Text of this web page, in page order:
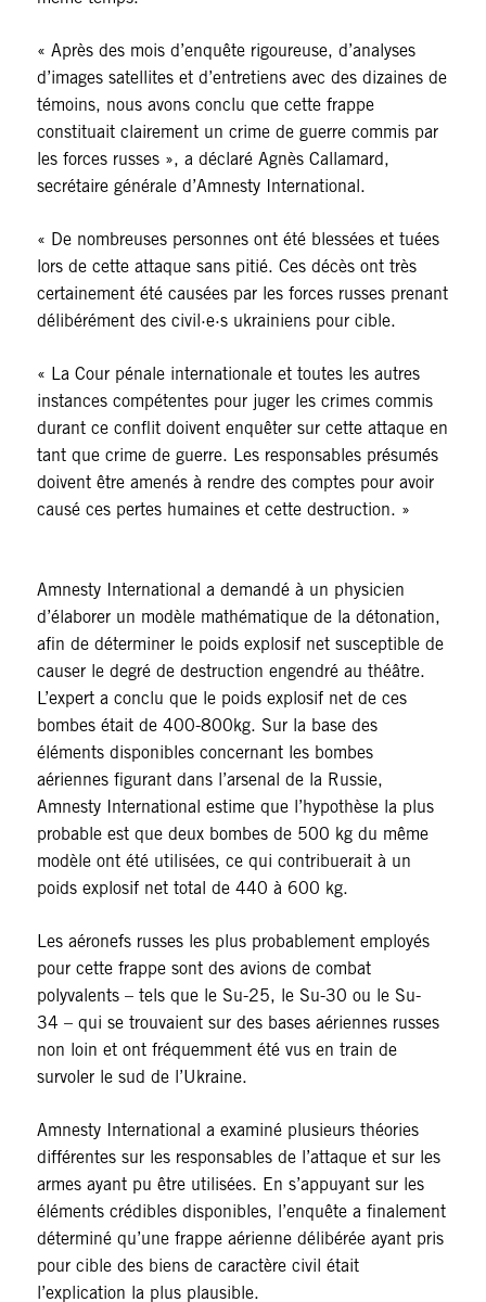
« Après des mois d’enquête rigoureuse, d’analyses
d’images satellites et d’entretiens avec des dizaines de
témoins, nous avons conclu que cette frappe
constituait clairement un crime de guerre commis par
les forces russes », a déclaré Agnès Callamard,
secrétaire générale d’Amnesty International.
« De nombreuses personnes ont été blessées et tuées
lors de cette attaque sans pitié. Ces décès ont très
certainement été causées par les forces russes prenant
délibérément des civil·e·s ukrainiens pour cible.
« La Cour pénale internationale et toutes les autres
instances compétentes pour juger les crimes commis
durant ce conflit doivent enquêter sur cette attaque en
tant que crime de guerre. Les responsables présumés
doivent être amenés à rendre des comptes pour avoir
causé ces pertes humaines et cette destruction. »
Amnesty International a demandé à un physicien
d’élaborer un modèle mathématique de la détonation,
afin de déterminer le poids explosif net susceptible de
causer le degré de destruction engendré au théâtre.
L’expert a conclu que le poids explosif net de ces
bombes était de 400-800kg. Sur la base des
éléments disponibles concernant les bombes
aériennes figurant dans l’arsenal de la Russie,
Amnesty International estime que l’hypothèse la plus
probable est que deux bombes de 500 kg du même
modèle ont été utilisées, ce qui contribuerait à un
poids explosif net total de 440 à 600 kg.
Les aéronefs russes les plus probablement employés
pour cette frappe sont des avions de combat
polyvalents – tels que le Su-25, le Su-30 ou le Su-
34 – qui se trouvaient sur des bases aériennes russes
non loin et ont fréquemment été vus en train de
survoler le sud de l’Ukraine.
Amnesty International a examiné plusieurs théories
différentes sur les responsables de l’attaque et sur les
armes ayant pu être utilisées. En s’appuyant sur les
éléments crédibles disponibles, l’enquête a finalement
déterminé qu’une frappe aérienne délibérée ayant pris
pour cible des biens de caractère civil était
l’explication la plus plausible.